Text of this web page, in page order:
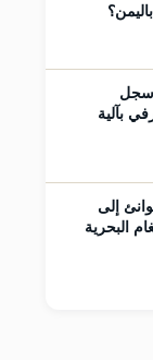
سجل
بآلية
إلى
البحرية